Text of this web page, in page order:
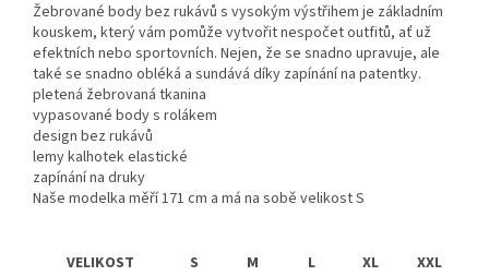
Žebrované body bez rukávů s vysokým výstřihem je základním
kouskem, který vám pomůže vytvořit nespočet outfitů, ať už
efektních nebo sportovních. Nejen, že se snadno upravuje, ale
také se snadno obléká a sundává díky zapínání na patentky.
pletená žebrovaná tkanina
vypasované body s rolákem
design bez rukávů
lemy kalhotek elastické
zapínání na druky
Naše modelka měří 171 cm a má na sobě velikost S
VELIKOST S M L XL
XXL